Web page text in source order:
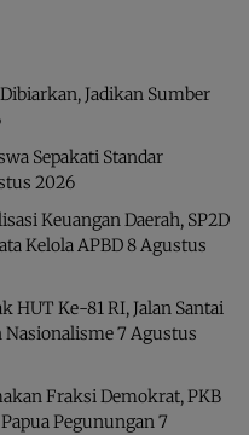
Jadikan Sumber
Sepakati Standar
2026
Keuangan Daerah, SP2D
Kelola APBD8 Agustus
HUT Ke-81 RI, Jalan Santai
Nasionalisme7 Agustus
Fraksi Demokrat, PKB
Pegunungan7